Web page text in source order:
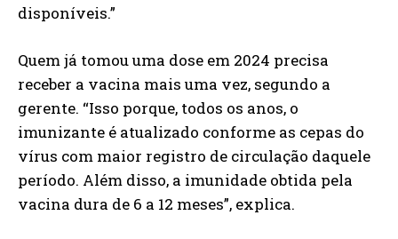
disponíveis.”
Quem já tomou uma dose em 2024 precisa
receber a vacina mais uma vez, segundo a
gerente. “Isso porque, todos os anos, o
imunizante é atualizado conforme as cepas do
vírus com maior registro de circulação daquele
período. Além disso, a imunidade obtida pela
vacina dura de 6 a 12 meses”, explica.